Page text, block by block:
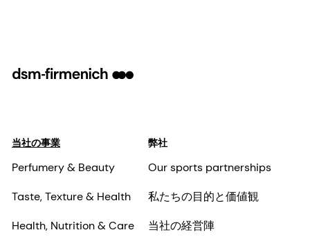
当社の事業
Perfumery & Beauty
Taste, Texture & Health
Health, Nutrition & Care
弊社
Our sports partnerships
私たちの目的と価値観
当社の経営陣